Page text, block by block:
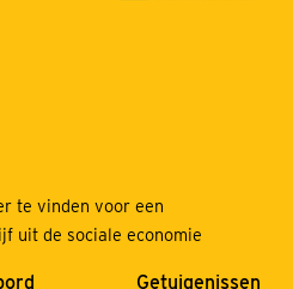
te vinden voor een
uit de sociale economie
Getuigenissen